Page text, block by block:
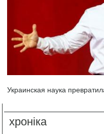
Украинская наука
хроніка